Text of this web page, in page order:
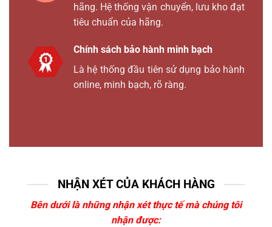
hãng. Hệ thống vận chuyển, lưu kho đạt
tiêu chuẩn của hãng.
Chính sách bảo hành minh bạch
Là hệ thống đầu tiên sử dụng bảo hành
online, minh bạch, rõ ràng.
NHẬN XÉT CỦA KHÁCH HÀNG
Bên dưới là những nhận xét thực tế mà chúng tôi
nhận được: